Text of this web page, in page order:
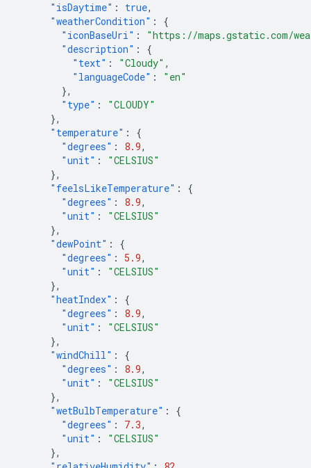
"isDaytime" : true,
"weatherCondition" :
{
"iconBaseUri" :
"https://maps.gstatic.com/
"description" :
{
"text" : "Cloudy" ,
"languageCode" :
"en"
},
"type" :
"CLOUDY"
},
"temperature" :
{
"degrees" : 8.9,
"unit" :
"CELSIUS"
},
"feelsLikeTemperature" :
{
"degrees" : 8.9,
"unit" :
"CELSIUS"
},
"dewPoint" :
{
"degrees" : 5.9,
"unit" :
"CELSIUS"
},
"heatIndex" :
{
"degrees" : 8.9,
"unit" :
"CELSIUS"
},
"windChill" :
{
"degrees" : 8.9,
"unit" :
"CELSIUS"
},
"wetBulbTemperature" :
{
"degrees" : 7.3,
"unit" :
"CELSIUS"
},